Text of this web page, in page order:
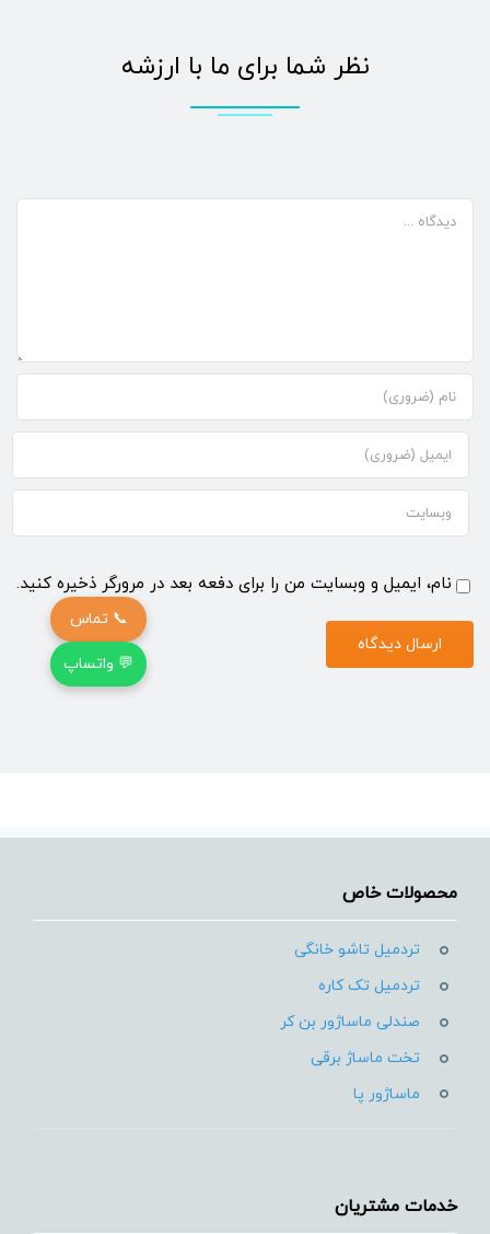
نظر شما برای ما با ارزشه
دیدگاه
نام، ایمیل و وبسایت من را برای دفعه بعد در مرورگر ذخیره کنید.
محصولات خاص
تردمیل تاشو خانگی
تردمیل تک کاره
صندلی ماساژور بن کر
تخت ماساژ برقی
ماساژور پا
خدمات مشتریان
📞 تماس
💬 واتساپ